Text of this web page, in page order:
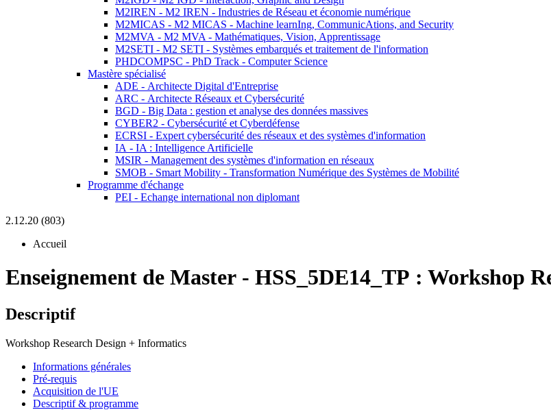
M2IREN - M2 IREN - Industries de Réseau et économie numérique
M2MICAS - M2 MICAS - Machine learnIng, CommunicAtions, and Security
M2MVA - M2 MVA - Mathématiques, Vision, Apprentissage
M2SETI - M2 SETI - Systèmes embarqués et traitement de l'information
PHDCOMPSC - PhD Track - Computer Science
Mastère spécialisé
ADE - Architecte Digital d'Entreprise
ARC - Architecte Réseaux et Cybersécurité
BGD - Big Data : gestion et analyse des données massives
CYBER2 - Cybersécurité et Cyberdéfense
ECRSI - Expert cybersécurité des réseaux et des systèmes d'information
IA - IA : Intelligence Artificielle
MSIR - Management des systèmes d'information en réseaux
SMOB - Smart Mobility - Transformation Numérique des Systèmes de Mobilité
Programme d'échange
PEI - Echange international non diplomant
2.12.20 (803)
Accueil
Enseignement de Master - HSS_5DE14_TP : Workshop
Descriptif
Workshop Research Design + Informatics
Informations générales
Pré-requis
Acquisition de l'UE
Descriptif & programme